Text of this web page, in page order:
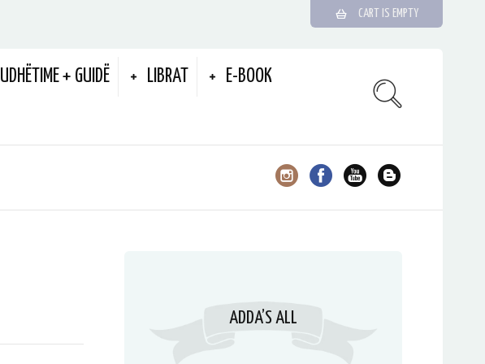
CART IS EMPTY
UDHËTIME + GUIDË LIBRAT E-BOOK
ADDA’S ALL